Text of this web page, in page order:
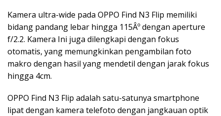
Kamera ultra-wide pada OPPO Find N3 Flip memiliki
bidang pandang lebar hingga 115Âº dengan aperture
f/2.2. Kamera Ini juga dilengkapi dengan fokus
otomatis, yang memungkinkan pengambilan foto
makro dengan hasil yang mendetil dengan jarak fokus
hingga 4cm.
OPPO Find N3 Flip adalah satu-satunya smartphone
lipat dengan kamera telefoto dengan jangkauan optik